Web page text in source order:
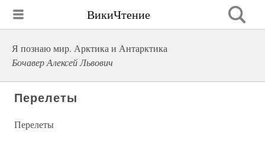
ВикиЧтение
Я познаю мир. Арктика и Антарктика
Бочавер Алексей Львович
Перелеты
Перелеты